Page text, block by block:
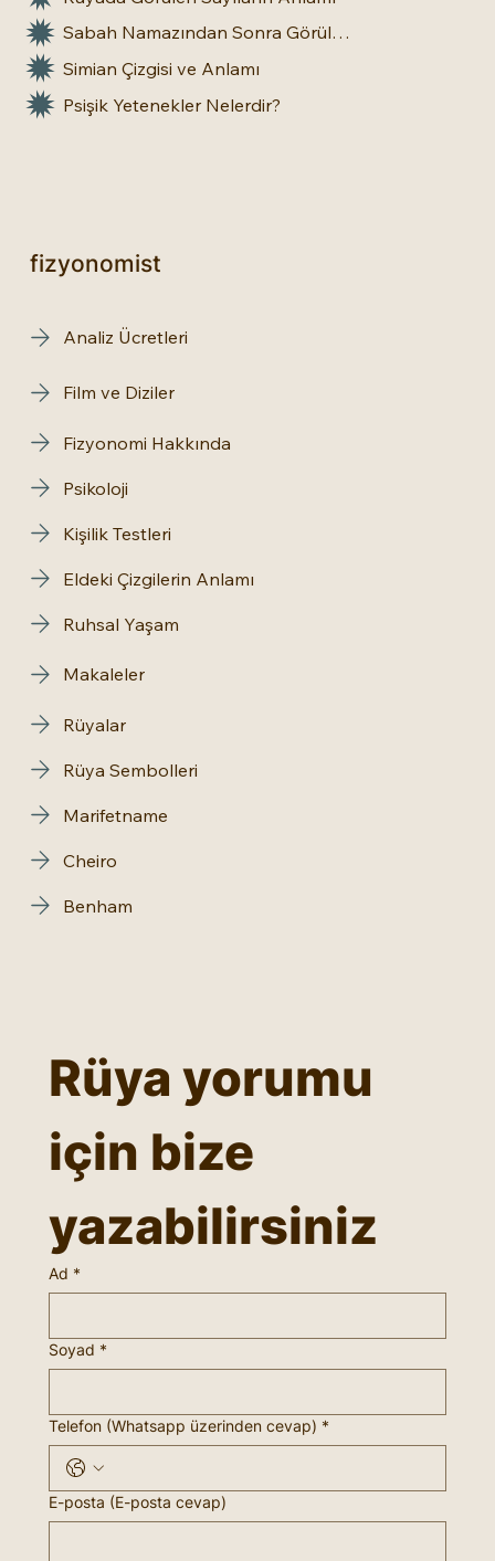
Sabah Namazından Sonra Görülen Rüya Gerçek Olur mu?
Simian Çizgisi ve Anlamı
Psişik Yetenekler Nelerdir?
fizyonomist
Analiz Ücretleri
Film ve Diziler
Makaleler
Fizyonomi Hakkında
Psikoloji
Kişilik Testleri
Eldeki Çizgilerin Anlamı
Ruhsal Yaşam
Rüyalar
Rüya Sembolleri
Marifetname
Cheiro
Benham
Rüya yorumu
için bize
yazabilirsiniz
Ad *
Soyad *
Telefon (Whatsapp üzerinden cevap) *
E-posta (E-posta cevap)